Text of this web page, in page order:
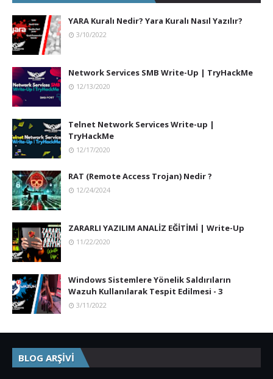
YARA Kuralı Nedir? Yara Kuralı Nasıl Yazılır?
3/10/2022
Network Services SMB Write-Up | TryHackMe
12/13/2020
Telnet Network Services Write-up |
TryHackMe
12/17/2020
RAT (Remote Access Trojan) Nedir ?
12/24/2024
ZARARLI YAZILIM ANALİZ EĞİTİMİ | Write-Up
11/22/2020
Windows Sistemlere Yönelik Saldırıların
Wazuh Kullanılarak Tespit Edilmesi - 3
3/11/2022
BLOG ARŞİVİ